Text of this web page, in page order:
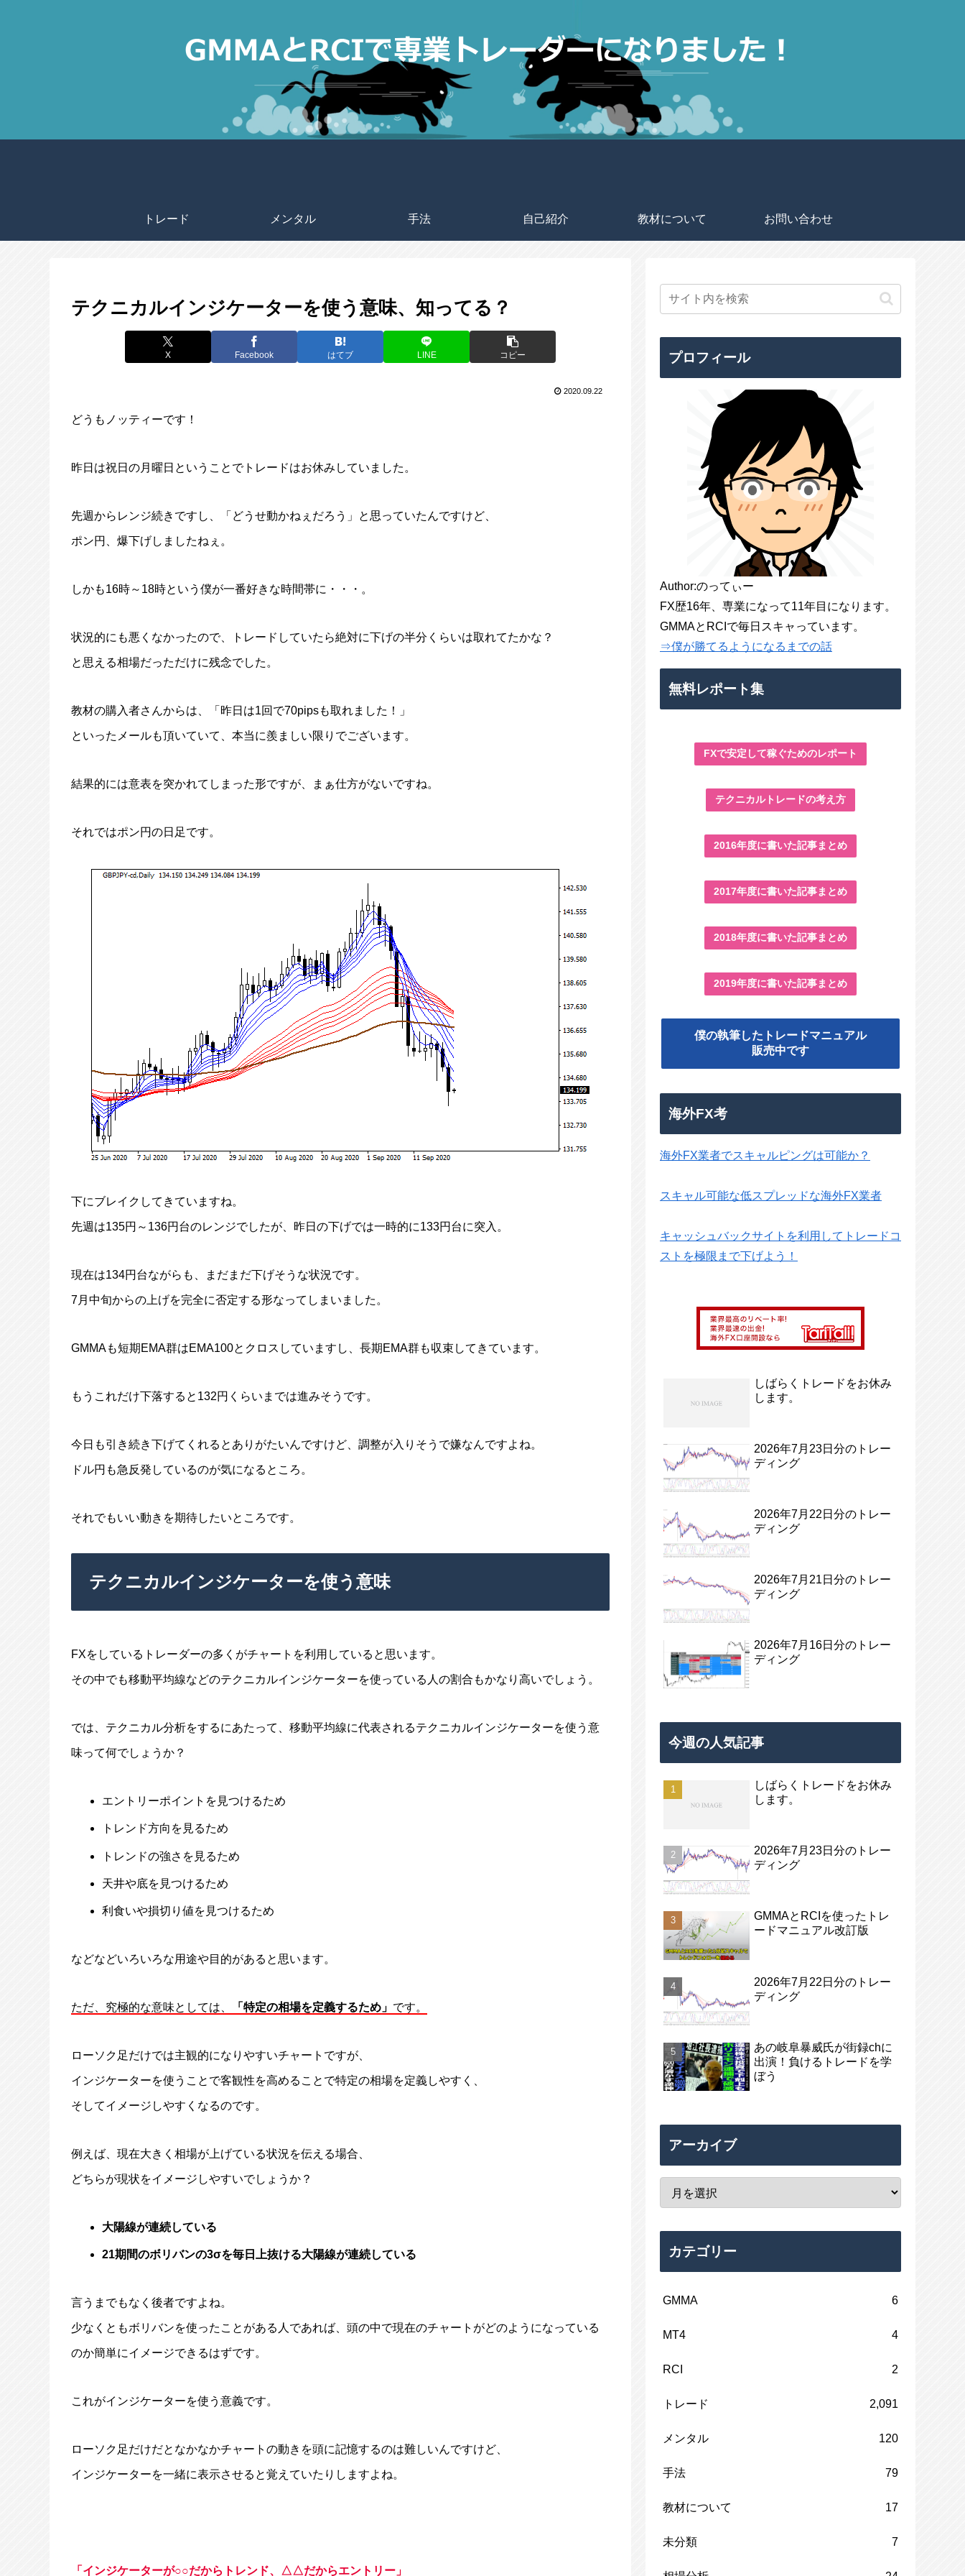
トレード メンタル 手法 自己紹介 教材について お問い合わせ
テクニカルインジケーターを使う意味、知ってる？
X Facebook はてブ LINE コピー
2020.09.22
どうもノッティーです！
昨日は祝日の月曜日ということでトレードはお休みしていました。
先週からレンジ続きですし、「どうせ動かねぇだろう」と思っていたんですけど、
ポン円、爆下げしましたねぇ。
しかも16時～18時という僕が一番好きな時間帯に・・・。
状況的にも悪くなかったので、トレードしていたら絶対に下げの半分くらいは取れてたかな？
と思える相場だっただけに残念でした。
教材の購入者さんからは、「昨日は1回で70pipsも取れました！」
といったメールも頂いていて、本当に羨ましい限りでございます。
結果的には意表を突かれてしまった形ですが、まぁ仕方がないですね。
それではポン円の日足です。
下にブレイクしてきていますね。
先週は135円～136円台のレンジでしたが、昨日の下げでは一時的に133円台に突入。
現在は134円台ながらも、まだまだ下げそうな状況です。
7月中旬からの上げを完全に否定する形なってしまいました。
GMMAも短期EMA群はEMA100とクロスしていますし、長期EMA群も収束してきています。
もうこれだけ下落すると132円くらいまでは進みそうです。
今日も引き続き下げてくれるとありがたいんですけど、調整が入りそうで嫌なんですよね。
ドル円も急反発しているのが気になるところ。
それでもいい動きを期待したいところです。
テクニカルインジケーターを使う意味
FXをしているトレーダーの多くがチャートを利用していると思います。
その中でも移動平均線などのテクニカルインジケーターを使っている人の割合もかなり高いでしょう。
では、テクニカル分析をするにあたって、移動平均線に代表されるテクニカルインジケーターを使う意
味って何でしょうか？
エントリーポイントを見つけるため
トレンド方向を見るため
トレンドの強さを見るため
天井や底を見つけるため
利食いや損切り値を見つけるため
などなどいろいろな用途や目的があると思います。
ただ、究極的な意味としては、 「特定の相場を定義するため」 です。
ローソク足だけでは主観的になりやすいチャートですが、
インジケーターを使うことで客観性を高めることで特定の相場を定義しやすく、
そしてイメージしやすくなるのです。
例えば、現在大きく相場が上げている状況を伝える場合、
どちらが現状をイメージしやすいでしょうか？
大陽線が連続している
21期間のボリバンの3σを毎日上抜ける大陽線が連続している
言うまでもなく後者ですよね。
少なくともボリバンを使ったことがある人であれば、頭の中で現在のチャートがどのようになっている
のか簡単にイメージできるはずです。
これがインジケーターを使う意義です。
ローソク足だけだとなかなかチャートの動きを頭に記憶するのは難しいんですけど、
インジケーターを一緒に表示させると覚えていたりしますよね。
「インジケーターが○○だからトレンド、△△だからエントリー」
プロフィール
Author:のってぃー
FX歴16年、専業になって11年目になります。
GMMAとRCIで毎日スキャっています。
⇒僕が勝てるようになるまでの話
無料レポート集
FXで安定して稼ぐためのレポート
テクニカルトレードの考え方
2016年度に書いた記事まとめ
2017年度に書いた記事まとめ
2018年度に書いた記事まとめ
2019年度に書いた記事まとめ
僕の執筆したトレードマニュアル
販売中です
海外FX考
海外FX業者でスキャルピングは可能か？
スキャル可能な低スプレッドな海外FX業者
キャッシュバックサイトを利用してトレードコ
ストを極限まで下げよう！
しばらくトレードをお休み
します。
2026年7月23日分のトレー
ディング
2026年7月22日分のトレー
ディング
2026年7月21日分のトレー
ディング
2026年7月16日分のトレー
ディング
今週の人気記事
しばらくトレードをお休み
します。
2026年7月23日分のトレー
ディング
GMMAとRCIを使ったトレ
ードマニュアル改訂版
2026年7月22日分のトレー
ディング
あの岐阜暴威氏が街録chに
出演！負けるトレードを学
ぼう
アーカイブ
カテゴリー
GMMA 6
MT4 4
RCI 2
トレード 2,091
メンタル 120
手法 79
教材について 17
未分類 7